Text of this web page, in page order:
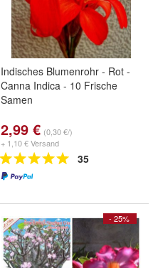
Indisches Blumenrohr - Rot -
Canna Indica - 10 Frische
Samen
2,99 € (0,30 €/)
+ 1,10 € Versand
35
- 25%